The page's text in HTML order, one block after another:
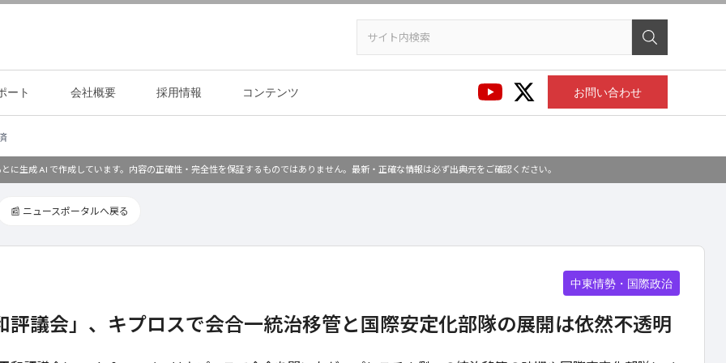
ート 会社概要 採用情報 コンテンツ お問い合わせ
に生成 AI で作成しています。内容の正確性・完全性を保証するものではありません。最新・正確な情報は必ず出典元をご確認ください。
📰 ニュースポータルへ戻る
中東情勢・国際政治
評議会」、キプロスで会合一統治移管と国際安定化部隊の展開は依然不透明